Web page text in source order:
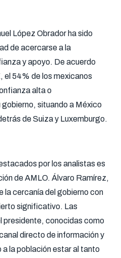
López Obrador ha sido
de acercarse a la
y apoyo. De acuerdo
el 54% de los mexicanos
alta o
situando a México
de Suiza y Luxemburgo.
por los analistas es
de AMLO. Álvaro Ramírez,
la cercanía del gobierno con
significativo. Las
presidente, conocidas como
directo de información y
la población estar al tanto